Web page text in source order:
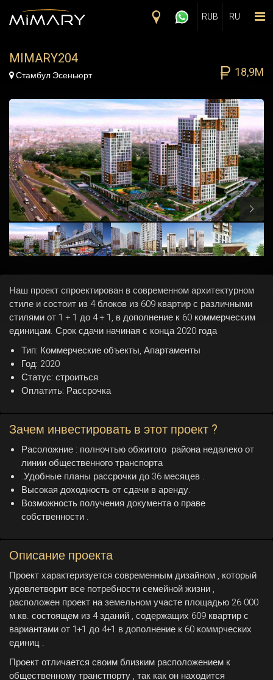
Skip to main content
RUB RU
MIMARY204
Map Marker
Стамбул Эсеньюрт 18,9M
Наш проект спроектирован в современном архитектурном
стиле и состоит из 4 блоков из 609 квартир с различными
стилями от 1 + 1 до 4 + 1, в дополнение к 60 коммерческим
единицам. Срок сдачи начиная с конца 2020 года
Тип: Коммерческие объекты, Апартаменты
Год: 2020
Статус: строиться
Оплатить: Рассрочка
Зачем инвестировать в этот проект ?
Расоложние : полночтью обжитого района недалеко от
линии общественного транспорта
.Удобные планы рассрочки до 36 месяцев .
Высокая доходность от сдачи в аренду.
Возможность получения документа о праве
собственности .
Описание проекта
Проект характеризуется современным дизайном , который
удовлетворит все потребности семейной жизни ,
расположен проект на земельном участе площадью 26 000
м.кв. состоящем из 4 зданий , содержащих 609 квартир с
вариантами от 1+1 до 4+1 в дополнение к 60 коммрческих
единиц .
Проект отличается своим близким расположением к
общественному транстпорту , так как он находится